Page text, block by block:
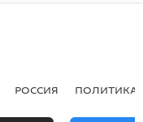
РОССИЯ ПОЛИТИКА